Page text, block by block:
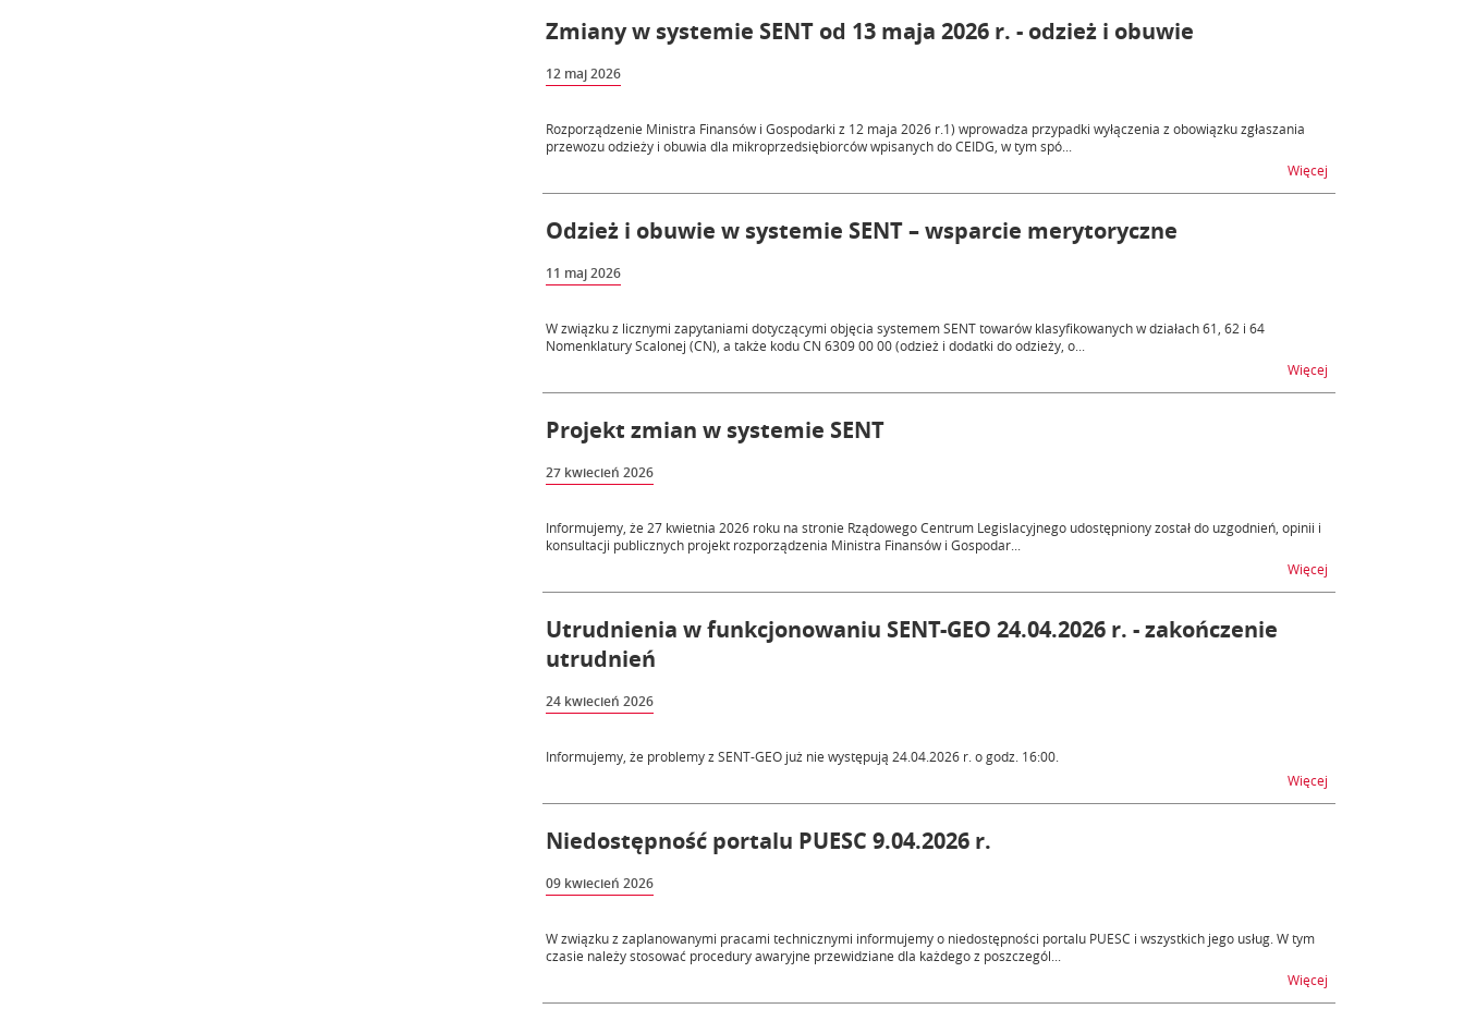
Zmiany w systemie SENT od 13 maja 2026 r. - odzież i obuwie
12 maj 2026
Rozporządzenie Ministra Finansów i Gospodarki z 12 maja 2026 r.1) wprowadza przypadki wyłączenia z obowiązku zgłaszania
przewozu odzieży i obuwia dla mikroprzedsiębiorców wpisanych do CEIDG, w tym spó...
Więcej
Odzież i obuwie w systemie SENT – wsparcie merytoryczne
11 maj 2026
W związku z licznymi zapytaniami dotyczącymi objęcia systemem SENT towarów klasyfikowanych w działach 61, 62 i 64
Nomenklatury Scalonej (CN), a także kodu CN 6309 00 00 (odzież i dodatki do odzieży, o...
Więcej
Projekt zmian w systemie SENT
27 kwiecień 2026
Informujemy, że 27 kwietnia 2026 roku na stronie Rządowego Centrum Legislacyjnego udostępniony został do uzgodnień, opinii i
konsultacji publicznych projekt rozporządzenia Ministra Finansów i Gospodar...
Więcej
Utrudnienia w funkcjonowaniu SENT-GEO 24.04.2026 r. - zakończenie
utrudnień
24 kwiecień 2026
Informujemy, że problemy z SENT-GEO już nie występują 24.04.2026 r. o godz. 16:00.
Więcej
Niedostępność portalu PUESC 9.04.2026 r.
09 kwiecień 2026
W związku z zaplanowanymi pracami technicznymi informujemy o niedostępności portalu PUESC i wszystkich jego usług. W tym
czasie należy stosować procedury awaryjne przewidziane dla każdego z poszczegól...
Więcej